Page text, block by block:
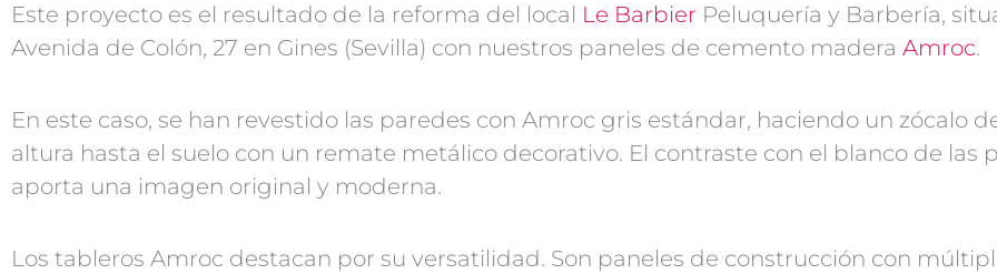
Este proyecto es el resultado de la reforma del local Le Barbier Peluquería y Barbería,
Avenida de Colón, 27 en Gines (Sevilla) con nuestros paneles de cemento madera Amroc.
En este caso, se han revestido las paredes con Amroc gris estándar, haciendo un zócalo
altura hasta el suelo con un remate metálico decorativo. El contraste con el blanco de las
aporta una imagen original y moderna.
Los tableros Amroc destacan por su versatilidad. Son paneles de construcción con